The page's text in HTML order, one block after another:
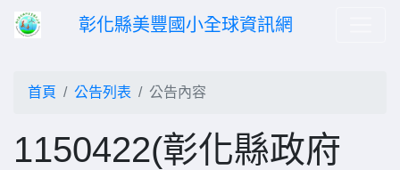
彰化縣美豐國小全球資訊網
首頁 公告列表 公告內容
1150422(彰化縣政府